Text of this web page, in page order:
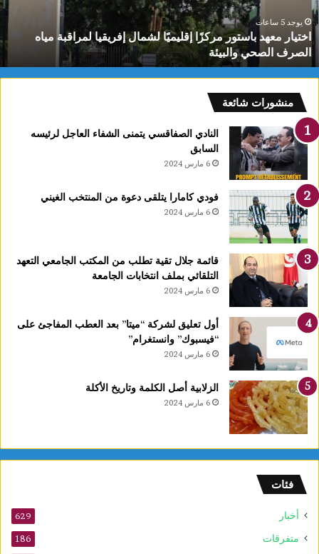
إفريقيا
لمراقبة
مياه
الصرف
الصحي
والبيئة
يوجد 5 ساعات
اختيار معهد باستور مركزًا إقليميًا لشمال إفريقيا لمراقبة مياه
الصرف الصحي والبيئة
منشورات شائعة
النادي الصفاقسي يتمنى الشفاء العاجل لرئيسه
السابق
6 مارس 2024
فودي كامارا يتلقى دعوة من المنتخب الغيني
6 مارس 2024
قائمة جلال تقية تطلب من المكتب الجامعي التعهد
التلقائي بملف انتخابات الجامعة
6 مارس 2024
أول تعليق لشركة “ميتا” بعد العطب المفاجئ على
“فيسبوك” وانستغرام”
6 مارس 2024
الزلابية أصل الكلمة وتاريخ الأكلة
6 مارس 2024
فئات
أخبار 629
متفرقات 186